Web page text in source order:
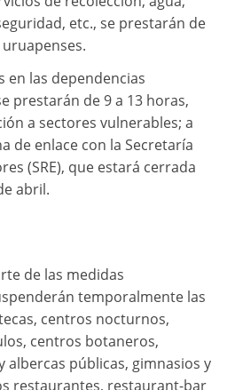
etc., se prestarán de
las dependencias
prestarán de 9 a 13 horas,
a sectores vulnerables; a
de enlace con la Secretaría
(SRE), que estará cerrada
abril.
de las medidas
temporalmente las
centros nocturnos,
centros botaneros,
albercas públicas, gimnasios y
restaurantes, restaurant-bar